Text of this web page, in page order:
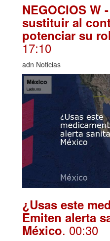
NEGOCIOS W
sustituir al
potenciar su
17:10
adn Noticias
¿Usas este
Emiten alerta
México. 00:30